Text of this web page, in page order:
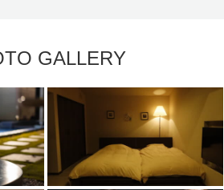
GALLERY